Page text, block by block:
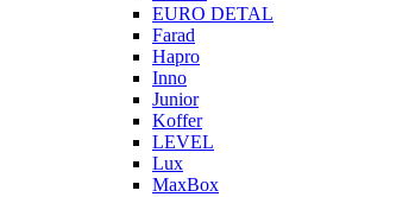
EURO DETAL
Farad
Hapro
Inno
Junior
Koffer
LEVEL
Lux
MaxBox